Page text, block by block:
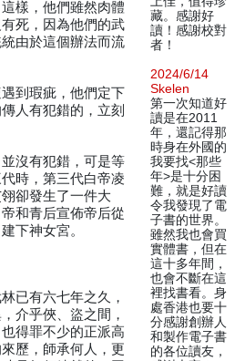
樣，他們雖然肉體
死，因為他們的武
由於這個辦法而流
到瑕疵，他們定下
人有犯錯的，立刻
沒有犯錯，可是等
時，第三代白帝凌
卻發生了一件大
和青后宣佈帝后從
下神女宮。
已有六七年之久，
介乎俠、盜之間，
得罪不少的正派高
歷，師承何人，更
藏。感謝好
讀！感謝校對
者！
2024/6/14
Skelen
第一次知道好
讀是在2011
年，還記得那
時身在外國的
我要找<那些
年>是十分困
難，就是好讀
令我發現了電
子書的世界。
雖然我也會買
實體書，但在
這十多年間，
也會不斷在這
裡找書看。身
處香港也要十
分感謝創辦人
和製作電子書
的各位讀友，